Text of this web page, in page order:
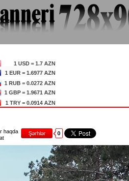
1 USD = 1.7 AZN
1 EUR = 1.6977 AZN
1 RUB = 0.0272 AZN
1 GBP = 1.9671 AZN
1 TRY = 0.0914 AZN
haqda
Şərhlər 0